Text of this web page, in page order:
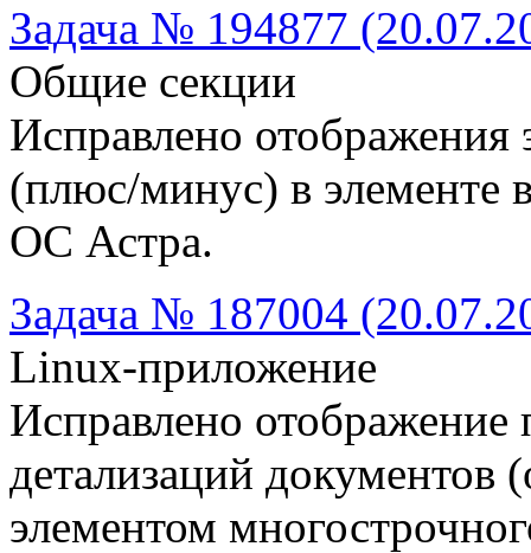
Задача № 194877
Общие секции
Исправлено отображения
(плюс/минус) в элементе
ОС Астра.
Задача № 187004
Linux-приложение
Исправлено отображение
детализаций документов
элементом